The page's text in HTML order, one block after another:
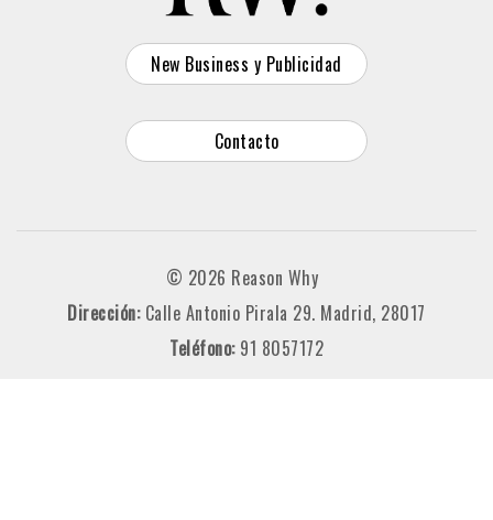
New Business y Publicidad
Contacto
© 2026 Reason Why
Dirección: Calle Antonio Pirala 29. Madrid, 28017
Teléfono: 91 8057172